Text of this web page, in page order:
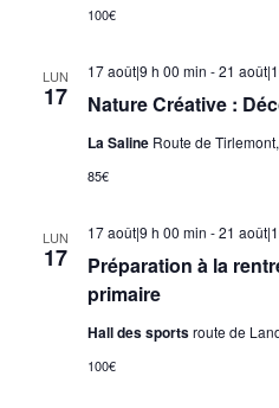
100€
LUN
17 Nature Créative :
17 août|9 h 00 min -21
La Saline Route de
85€
LUN
17
Préparation à la
primaire
17 août|9 h 00 min -21
Hall des sportsroute de
100€